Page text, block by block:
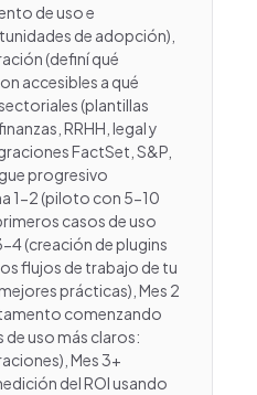
de uso e
de adopción),
(definí qué
accesibles a qué
(plantillas
RRHH, legal y
FactSet, S&P,
progresivo
1-2 (piloto con 5-10
casos de uso
4 (creación de plugins
flujos de trabajo de tu
prácticas), Mes 2
comenzando
uso más claros:
Mes 3+
del ROI usando